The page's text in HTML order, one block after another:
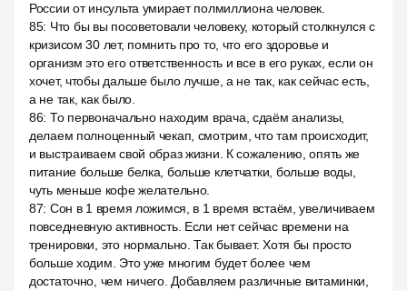
России от инсульта умирает полмиллиона человек.
85: Что бы вы посоветовали человеку, который столкнулся с
кризисом 30 лет, помнить про то, что его здоровье и
организм это его ответственность и все в его руках, если он
хочет, чтобы дальше было лучше, а не так, как сейчас есть,
а не так, как было.
86: То первоначально находим врача, сдаём анализы,
делаем полноценный чекап, смотрим, что там происходит,
и выстраиваем свой образ жизни. К сожалению, опять же
питание больше белка, больше клетчатки, больше воды,
чуть меньше кофе желательно.
87: Сон в 1 время ложимся, в 1 время встаём, увеличиваем
повседневную активность. Если нет сейчас времени на
тренировки, это нормально. Так бывает. Хотя бы просто
больше ходим. Это уже многим будет более чем
достаточно, чем ничего. Добавляем различные витаминки,